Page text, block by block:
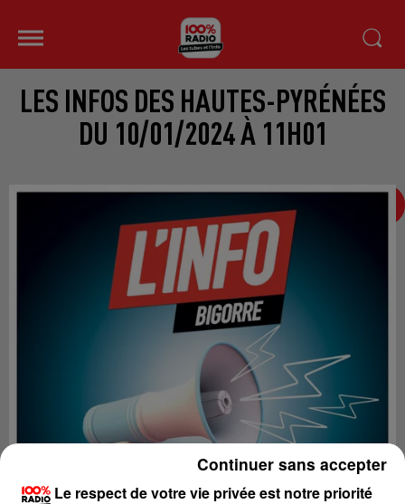
LES INFOS DES HAUTES-PYRÉNÉES
DU 10/01/2024 À 11H01
Le respect de votre vie privée est notre priorité
Continuer sans accepter